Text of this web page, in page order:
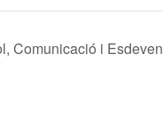
Comunicació i